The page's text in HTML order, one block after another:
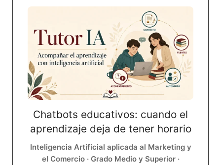
Chatbots educativos: cuando el
aprendizaje deja de tener horario
Inteligencia Artificial aplicada al Marketing y
el Comercio · Grado Medio y Superior ·